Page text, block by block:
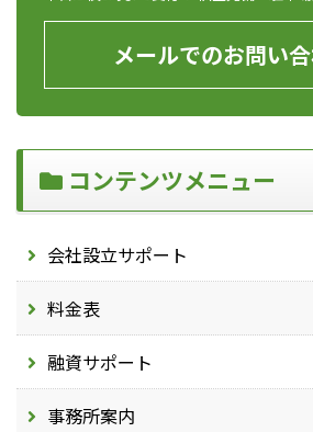
メールでのお問い
コンテンツメニュー
会社設立サポート
料金表
融資サポート
事務所案内